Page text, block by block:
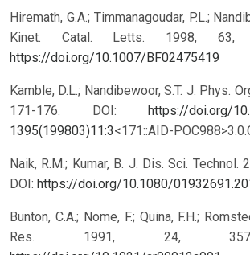
Hiremath, G.A.; Timmanagoudar, P.L.;
Kinet. Catal. Letts. 1998, 63,
https://doi.org/10.1007/BF02475419
Kamble, D.L.; Nandibewoor, S.T. J. Phys.
171-176. DOI: https://doi.org/
1395(199803)11:3<171::AID-
Naik, R.M.; Kumar, B. J. Dis. Sci. Technol.
DOI: https://doi.org/10.1080/
Bunton, C.A.; Nome, F.; Quina, F.H.;
Res. 1991, 24, 357-